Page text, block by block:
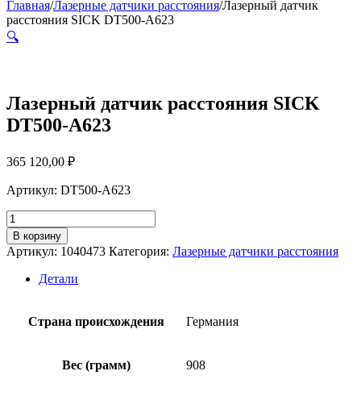
Главная/Лазерные датчики расстояния/Лазерный датчик
расстояния SICK DT500-A623
🔍
Лазерный датчик расстояния SICK
DT500-A623
365 120,00 ₽
Артикул: DT500-A623
Количество
товара
Лазерный
датчик
расстояния
A623
В корзину
Артикул: 1040473 Категория: Лазерные датчики расстояния
Детали
Страна происхождения Германия
Вес (грамм) 908